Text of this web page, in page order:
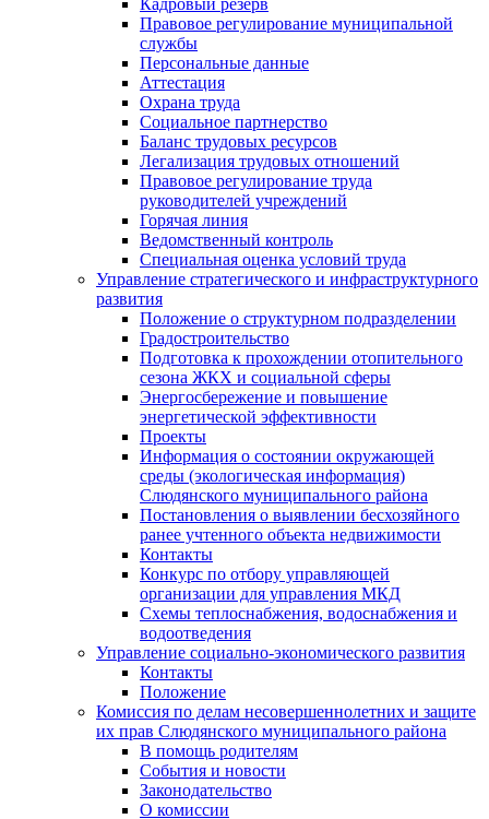
Кадровый резерв
Правовое регулирование муниципальной
службы
Персональные данные
Аттестация
Охрана труда
Социальное партнерство
Баланс трудовых ресурсов
Легализация трудовых отношений
Правовое регулирование труда
руководителей учреждений
Горячая линия
Ведомственный контроль
Специальная оценка условий труда
Управление стратегического и инфраструктурного
развития
Положение о структурном подразделении
Градостроительство
Подготовка к прохождении отопительного
сезона ЖКХ и социальной сферы
Энергосбережение и повышение
энергетической эффективности
Проекты
Информация о состоянии окружающей
среды (экологическая информация)
Слюдянского муниципального района
Постановления о выявлении бесхозяйного
ранее учтенного объекта недвижимости
Контакты
Конкурс по отбору управляющей
организации для управления МКД
Схемы теплоснабжения, водоснабжения и
водоотведения
Управление социально-экономического развития
Контакты
Положение
Комиссия по делам несовершеннолетних и защите
их прав Слюдянского муниципального района
В помощь родителям
События и новости
Законодательство
О комиссии